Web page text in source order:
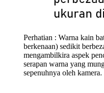
Perhatian : Warna kain
berkenaan) sedikit
mengambilkira aspek
serapan warna yang
sepenuhnya oleh kamera.